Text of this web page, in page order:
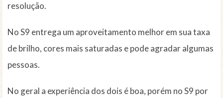
resolução.
No S9 entrega um aproveitamento melhor em sua taxa
de brilho, cores mais saturadas e pode agradar algumas
pessoas.
No geral a experiência dos dois é boa, porém no S9 por